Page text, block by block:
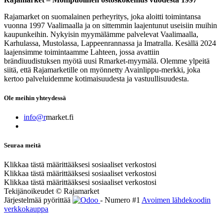
Rajamarket on suomalainen perheyritys, joka aloitti toimintansa
vuonna 1997 Vaalimaalla ja on sittemmin laajentunut useisiin muihin
kaupunkeihin. Nykyisin myymälämme palvelevat Vaalimaalla,
Karhulassa, Mustolassa, Lappeenrannassa ja Imatralla. Kesällä 2024
laajensimme toimintaamme Lahteen, jossa avattiin
brändiuudistuksen myötä uusi Rmarket-myymälä. Olemme ylpeitä
siitä, että Rajamarketille on myönnetty Avainlippu-merkki, joka
kertoo palveluidemme kotimaisuudesta ja vastuullisuudesta.
Ole meihin yhteydessä
info@rmarket.fi
Seuraa meitä
Klikkaa tästä määrittääksesi sosiaaliset verkostosi
Klikkaa tästä määrittääksesi sosiaaliset verkostosi
Klikkaa tästä määrittääksesi sosiaaliset verkostosi
Tekijänoikeudet © Rajamarket
Järjestelmää pyörittää
- Numero #1 Avoimen lähdekoodin
verkkokauppa